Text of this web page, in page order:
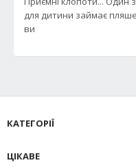
для дитини займає
ви
КАТЕГОРІЇ
ЦІКАВЕ